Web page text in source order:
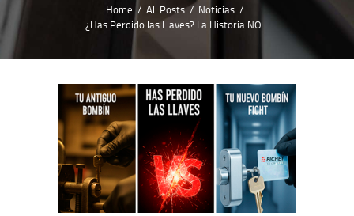
Home All Posts
Noticias
¿Has Perdido las Llaves? La Historia NO...
CONTACTO